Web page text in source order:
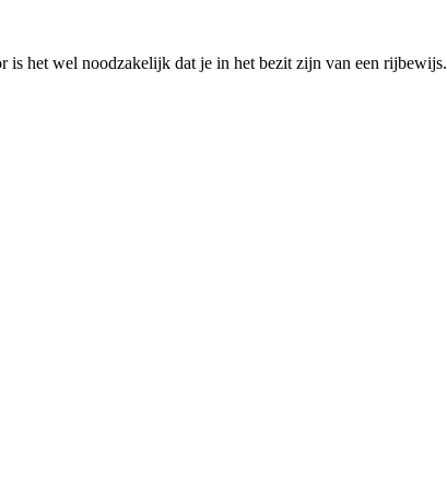
is het wel noodzakelijk dat je in het bezit zijn van een rijbewijs.